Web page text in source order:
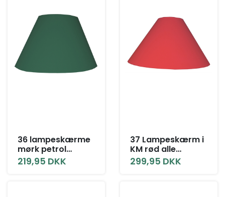
36 lampeskærme
mørk petrol
bomuld alle
størrelser uden
219,95 DKK
37 Lampeskærm i
KM rød alle
størrelser
299,95 DKK